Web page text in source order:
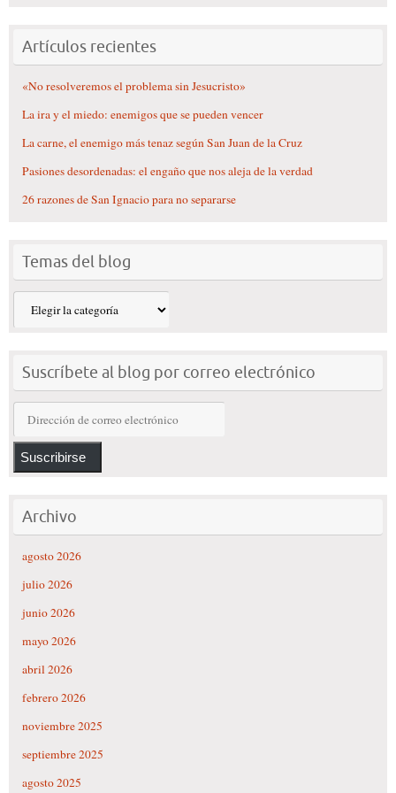
Artículos recientes
«No resolveremos el problema sin Jesucristo»
La ira y el miedo: enemigos que se pueden vencer
La carne, el enemigo más tenaz según San Juan de la Cruz
Pasiones desordenadas: el engaño que nos aleja de la verdad
26 razones de San Ignacio para no separarse
Temas del blog
Suscríbete al blog por correo electrónico
correo
electrónico
Suscribirse
Archivo
agosto 2026
julio 2026
junio 2026
mayo 2026
abril 2026
febrero 2026
noviembre 2025
septiembre 2025
agosto 2025